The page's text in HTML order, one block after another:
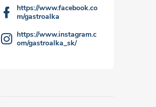
https://www.facebook.co
m/gastroalka
https://www.instagram.c
om/gastroalka_sk/